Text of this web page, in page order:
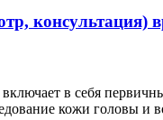
консультация)
в себя
кожи головы и